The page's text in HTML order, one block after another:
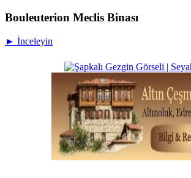
Bouleuterion Meclis Binası
► İnceleyin